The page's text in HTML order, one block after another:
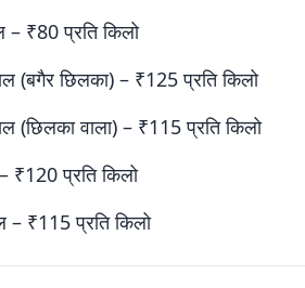
– ₹80 प्रति किलो
(बगैर छिलका) – ₹125 प्रति किलो
(छिलका वाला) – ₹115 प्रति किलो
₹120 प्रति किलो
– ₹115 प्रति किलो